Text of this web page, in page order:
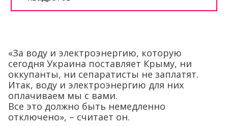
«За воду и электроэнергию, которую
сегодня Украина поставляет Крыму, ни
оккупанты, ни сепаратисты не заплатят.
Итак, воду и электроэнергию для них
оплачиваем мы с вами.
Все это должно быть немедленно
отключено», – считает он.